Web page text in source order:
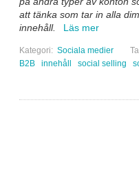
att tänka som tar in alla
innehåll.
Läs mer
Kategori: Sociala medier
B2B
innehåll social selling